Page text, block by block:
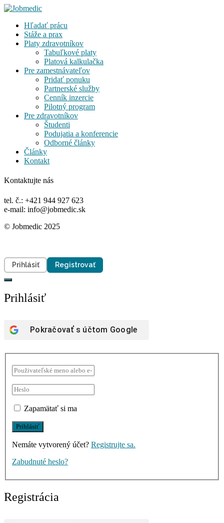
Hľadať prácu
Stáže a prax
Platy zdravotníkov
Tabuľkové platy
Platová kalkulačka
Pre zamestnávateľov
Pridať ponuku
Partnerské služby
Cenník inzercie
Pilotný program
Pre zdravotníkov
Študenti
Podujatia a konferencie
Odborné články
Články
Kontakt
Kontaktujte nás
tel. č.: +421 944 927 623
e-mail: info@jobmedic.sk
© Jobmedic 2025
Prihlásiť Registrovať
Prihlásiť
Pokračovať s účtom Google
Zapamätať si ma
Nemáte vytvorený účet? Registrujte sa.
Zabudnuté heslo?
Registrácia